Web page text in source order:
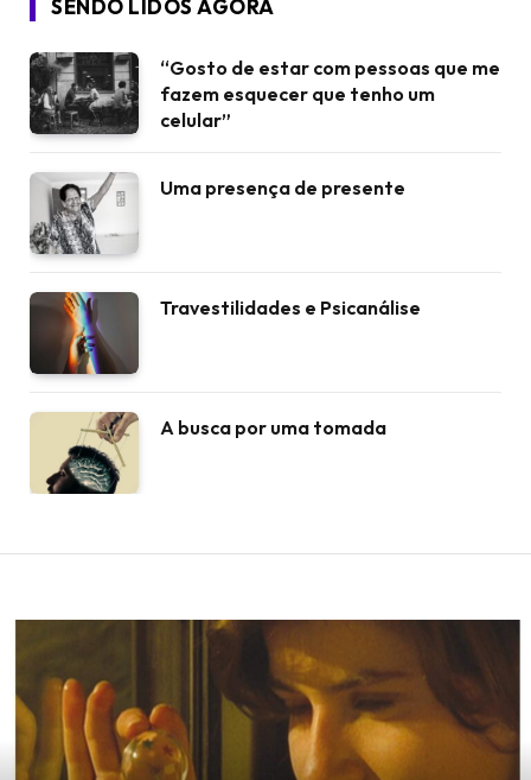
SENDO LIDOS AGORA
“Gosto de estar com pessoas que me
fazem esquecer que tenho um
celular”
Uma presença de presente
Travestilidades e Psicanálise
A busca por uma tomada